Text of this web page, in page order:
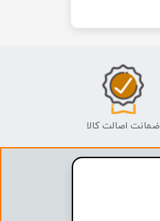
ضمانت اصالت کالا